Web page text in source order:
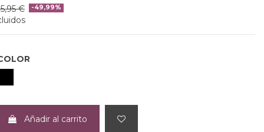
€ -49,99%
Añadir al carrito